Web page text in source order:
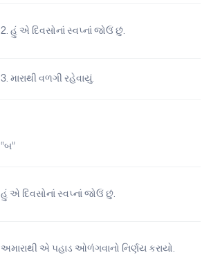
2. હું એ દિવસોનાં સ્વપ્નાં જોઉં છું.
3. મારાથી વળગી રહેવાયું.
“બ”
હું એ દિવસોનાં સ્વપ્નાં જોઉં છું.
અમારાથી એ પહાડ ઓળંગવાનો નિર્ણય કરાયો.